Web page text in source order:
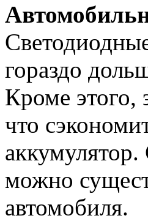
гораздо
Кроме этого,
что
можно
автомобиля.